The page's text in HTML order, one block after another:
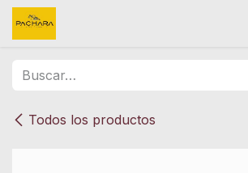
Ir al contenido
Todos los productos